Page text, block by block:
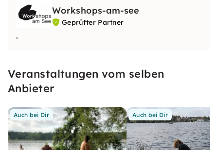
Workshops-am-see
Geprüfter Partner
-
Veranstaltungen vom selben
Anbieter
Auch bei Dir Auch bei Dir